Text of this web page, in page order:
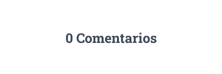
0 Comentarios